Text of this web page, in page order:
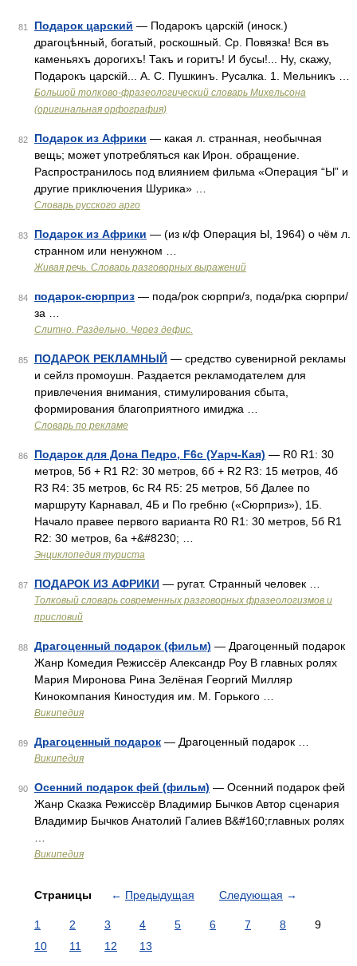
81 Подарок царский — Подарокъ царскій (иноск.)
драгоцѣнный, богатый, роскошный. Ср. Повязка! Вся въ
каменьяхъ дорогихъ! Такъ и горитъ! И бусы!... Ну, скажу,
Подарокъ царскій... А. С. Пушкинъ. Русалка. 1. Мельникъ …
Большой толково-фразеологический словарь Михельсона
(оригинальная орфография)
82 Подарок из Африки — какая л. странная, необычная
вещь; может употребляться как Ирон. обращение.
Распространилось под влиянием фильма «Операция “Ы” и
другие приключения Шурика» …
Словарь русского арго
83 Подарок из Африки — (из к/ф Операция Ы, 1964) о чём л.
странном или ненужном …
Живая речь. Словарь разговорных выражений
84 подарок-сюрприз — пода/рок сюрпри/з, пода/рка сюрпри/
за …
Слитно. Раздельно. Через дефис.
85 ПОДАРОК РЕКЛАМНЫЙ — средство сувенирной рекламы
и сейлз промоушн. Раздается рекламодателем для
привлечения внимания, стимулирования сбыта,
формирования благоприятного имиджа …
Словарь по рекламе
86 Подарок для Дона Педро, F6с (Уарч-Кая) — R0 R1: 30
метров, 5б + R1 R2: 30 метров, 6б + R2 R3: 15 метров, 4б
R3 R4: 35 метров, 6с R4 R5: 25 метров, 5б Далее по
маршруту Карнавал, 4Б и По гребню («Сюрприз»), 1Б.
Начало правее первого варианта R0 R1: 30 метров, 5б R1
R2: 30 метров, 6а +&#8230; …
Энциклопедия туриста
87 ПОДАРОК ИЗ АФРИКИ — ругат. Странный человек …
Толковый словарь современных разговорных фразеологизмов и
присловий
88 Драгоценный подарок (фильм) — Драгоценный подарок
Жанр Комедия Режиссёр Александр Роу В главных ролях
Мария Миронова Рина Зелёная Георгий Милляр
Кинокомпания Киностудия им. М. Горького …
Википедия
89 Драгоценный подарок — Драгоценный подарок …
Википедия
90 Осенний подарок фей (фильм) — Осенний подарок фей
Жанр Сказка Режиссёр Владимир Бычков Автор сценария
Владимир Бычков Анатолий Галиев В&#160;главных ролях
Википедия
Страницы ← Предыдущая Следующая →
1 2 3 4 5 6 7 8
9
10
11 12 13